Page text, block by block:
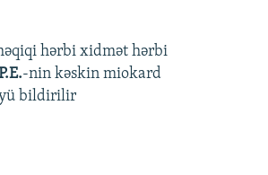
hərbi xidmət hərbi
-nin kəskin miokard
bildirilir